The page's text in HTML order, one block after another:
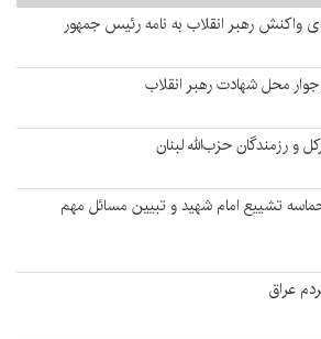
واکنش رهبر انقلاب به نامه رئیس جمهور
محل شهادت رهبر انقلاب
و رزمندگان حزب‌الله لبنان
تشییع امام شهید و تبیین مسائل مهم
عراق